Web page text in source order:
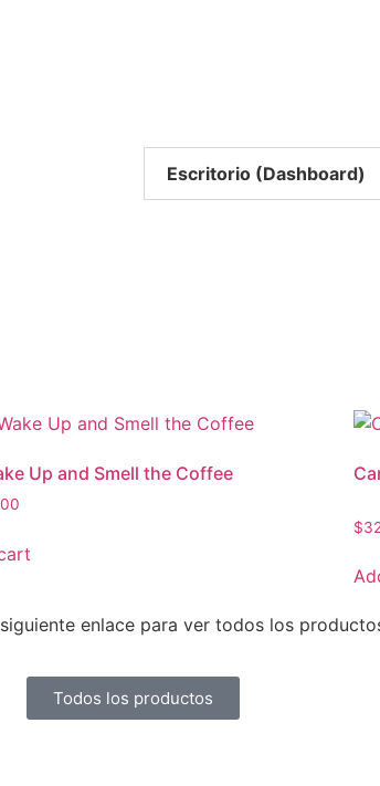
Escritorio (Dashboard)
Up and Smell the Coffee
$
enlace para ver todos los
Todos los productos